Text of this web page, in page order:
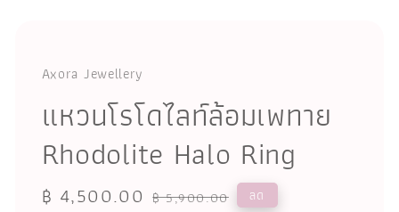
Axora Jewellery
แหวนโรโดไลท์ล้อมเพทาย
Rhodolite Halo Ring
Sale
฿ 4,500.00 Regular
฿ 5,900.00 ลด